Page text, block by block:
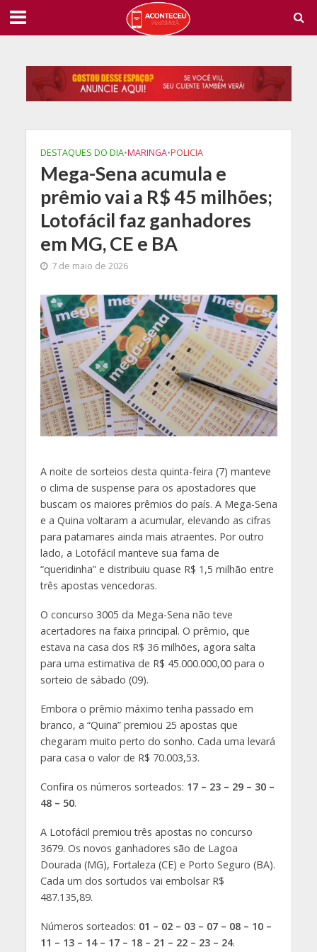
DESTAQUES DO DIA•MARINGA•POLICIA
Mega-Sena acumula e
prêmio vai a R$ 45 milhões;
Lotofácil faz ganhadores
em MG, CE e BA
7 de maio de 2026
A noite de sorteios desta quinta-feira (7) manteve
o clima de suspense para os apostadores que
buscam os maiores prêmios do país. A Mega-Sena
e a Quina voltaram a acumular, elevando as cifras
para patamares ainda mais atraentes. Por outro
lado, a Lotofácil manteve sua fama de
“queridinha” e distribuiu quase R$ 1,5 milhão entre
três apostas vencedoras.
O concurso 3005 da Mega-Sena não teve
acertadores na faixa principal. O prêmio, que
estava na casa dos R$ 36 milhões, agora salta
para uma estimativa de R$ 45.000.000,00 para o
sorteio de sábado (09).
Embora o prêmio máximo tenha passado em
branco, a “Quina” premiou 25 apostas que
chegaram muito perto do sonho. Cada uma levará
para casa o valor de R$ 70.003,53.
Confira os números sorteados: 17 – 23 – 29 – 30 –
48 – 50.
A Lotofácil premiou três apostas no concurso
3679. Os novos ganhadores são de Lagoa
Dourada (MG), Fortaleza (CE) e Porto Seguro (BA).
Cada um dos sortudos vai embolsar R$
487.135,89.
Números sorteados: 01 – 02 – 03 – 07 – 08 – 10 –
11 – 13 – 14 – 17 – 18 – 21 – 22 – 23 – 24.